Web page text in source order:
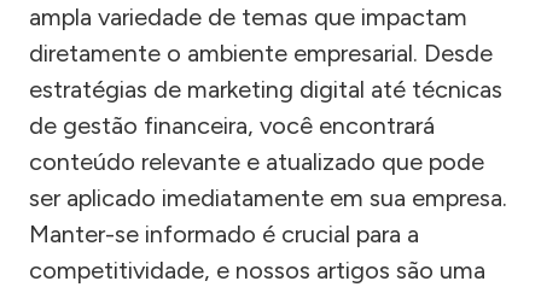
ampla variedade de temas que impactam
diretamente o ambiente empresarial. Desde
estratégias de marketing digital até técnicas
de gestão financeira, você encontrará
conteúdo relevante e atualizado que pode
ser aplicado imediatamente em sua empresa.
Manter-se informado é crucial para a
competitividade, e nossos artigos são uma